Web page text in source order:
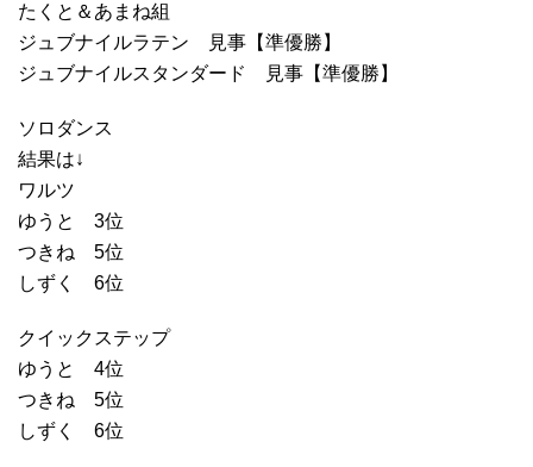
たくと＆あまね組
ジュブナイルラテン 見事【準優勝】
ジュブナイルスタンダード 見事【準優勝】
ソロダンス
結果は↓
ワルツ
ゆうと 3位
つきね 5位
しずく 6位
クイックステップ
ゆうと 4位
つきね 5位
しずく 6位